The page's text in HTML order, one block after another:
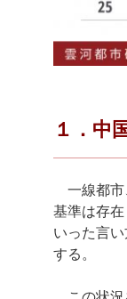
１．中
一線都市
基準は存在
いった言
する。